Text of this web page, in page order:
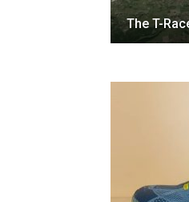
The T-